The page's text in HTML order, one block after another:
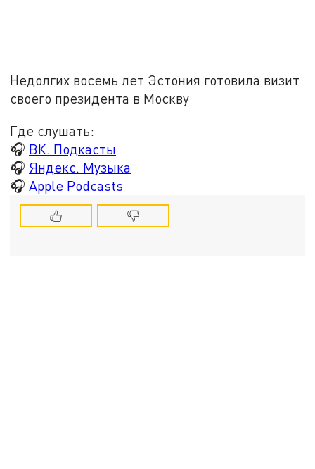
Недолгих восемь лет Эстония готовила визит
своего президента в Москву
Где слушать:
🎧 ВК. Подкасты
🎧 Яндекс. Музыка
🎧Apple Podcasts